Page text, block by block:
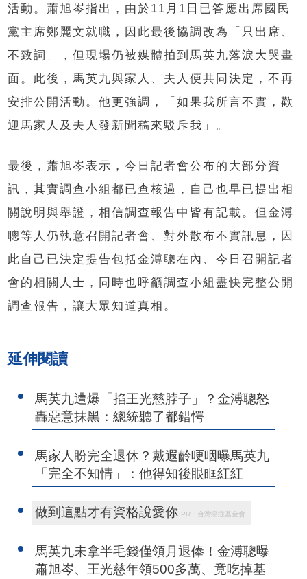
活動。蕭旭岑指出，由於11月1日已答應出席國民
黨主席鄭麗文就職，因此最後協調改為「只出席、
不致詞」，但現場仍被媒體拍到馬英九落淚大哭畫
面。此後，馬英九與家人、夫人便共同決定，不再
安排公開活動。他更強調，「如果我所言不實，歡
迎馬家人及夫人發新聞稿來駁斥我」。
最後，蕭旭岑表示，今日記者會公布的大部分資
訊，其實調查小組都已查核過，自己也早已提出相
關說明與舉證，相信調查報告中皆有記載。但金溥
聰等人仍執意召開記者會、對外散布不實訊息，因
此自己已決定提告包括金溥聰在內、今日召開記者
會的相關人士，同時也呼籲調查小組盡快完整公開
調查報告，讓大眾知道真相。
延伸閱讀
馬英九遭爆「掐王光慈脖子」？金溥聰怒
轟惡意抹黑：總統聽了都錯愕
馬家人盼完全退休？戴遐齡哽咽曝馬英九
「完全不知情」：他得知後眼眶紅紅
做到這點才有資格說愛你 PR・台灣癌症基金會
馬英九未拿半毛錢僅領月退俸！金溥聰曝
蕭旭岑、王光慈年領500多萬、竟吃掉基